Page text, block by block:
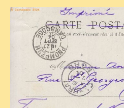
LAOS 2025
ETÉ 2025
CLOSE-UP
NEWSLETTERS
DÊ THAM